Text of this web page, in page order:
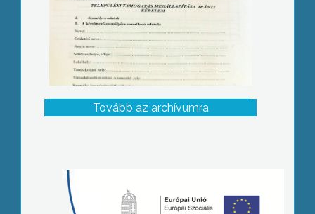
Tovább az archívumra